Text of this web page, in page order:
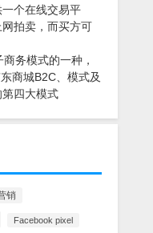
个在线交易平
拍卖，而买方可
务模式的一种，
商城B2C、模式及
四大模式
销
Facebook pixel